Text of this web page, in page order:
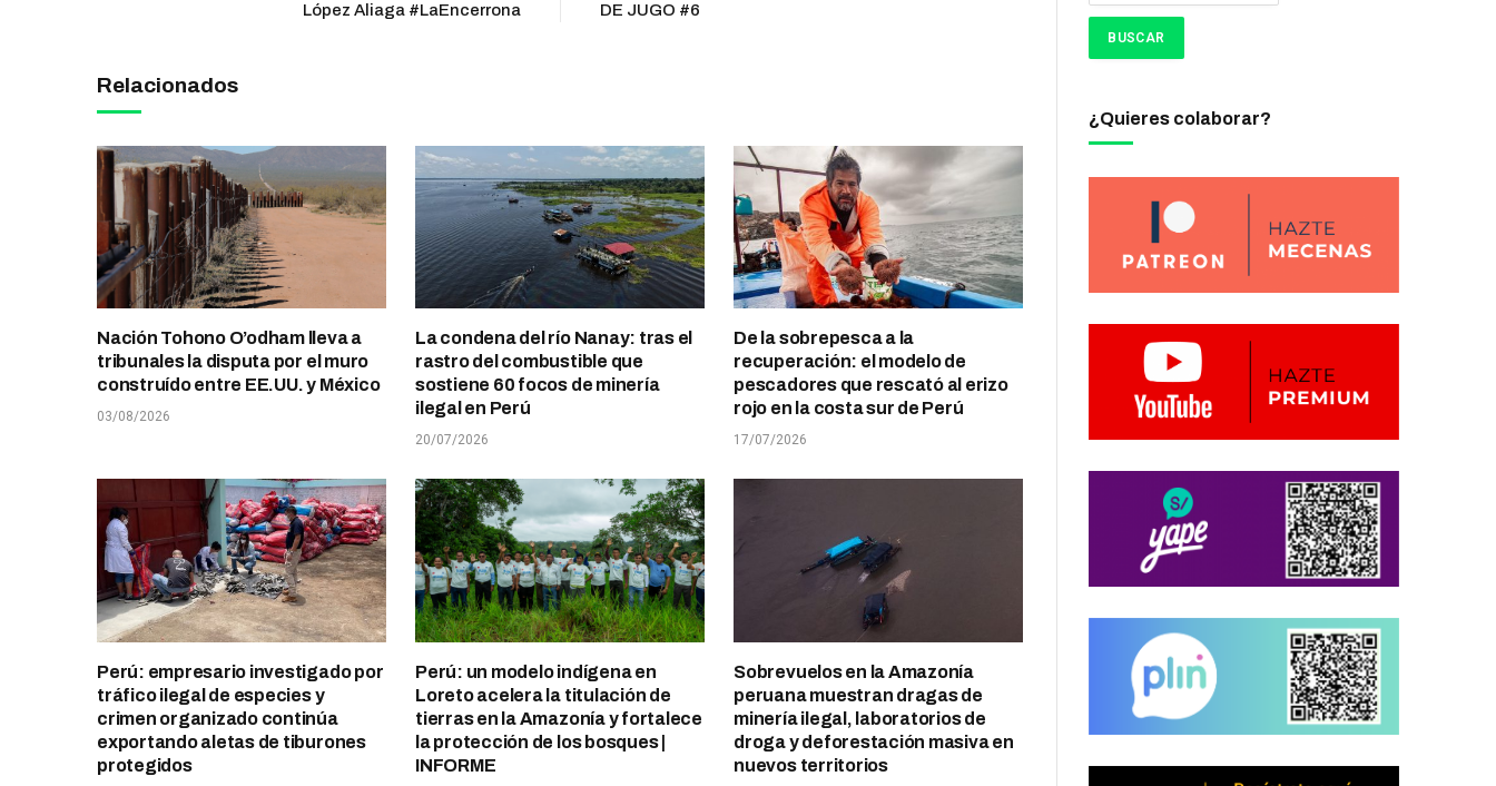
López Aliaga #LaEncerrona
DE JUGO #6
Relacionados
Nación Tohono O’odham lleva a
tribunales la disputa por el muro
construído entre EE.UU. y México
03/08/2026
La condena del río Nanay: tras el
rastro del combustible que
sostiene 60 focos de minería
ilegal en Perú
20/07/2026
De la sobrepesca a la
recuperación: el modelo de
pescadores que rescató al erizo
rojo en la costa sur de Perú
17/07/2026
Perú: empresario investigado por
tráfico ilegal de especies y
crimen organizado continúa
exportando aletas de tiburones
protegidos
Perú: un modelo indígena en
Loreto acelera la titulación de
tierras en la Amazonía y fortalece
la protección de los bosques |
INFORME
Sobrevuelos en la Amazonía
peruana muestran dragas de
minería ilegal, laboratorios de
droga y deforestación masiva en
nuevos territorios
¿Quieres colaborar?